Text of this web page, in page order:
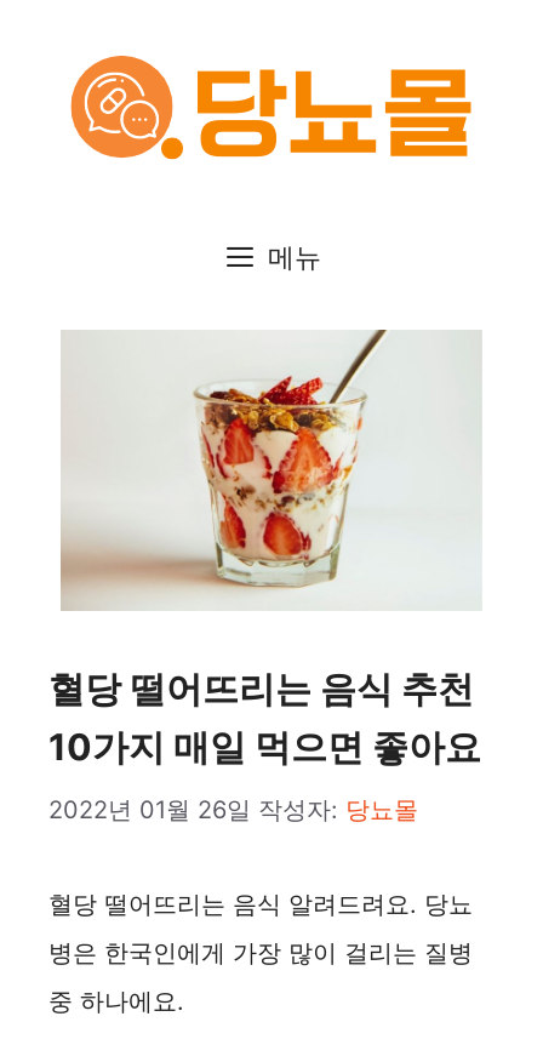
메뉴
혈당 떨어뜨리는 음식 추천
10가지 매일 먹으면 좋아요
2022년 01월 26일 작성자: 당뇨몰
혈당 떨어뜨리는 음식 알려드려요. 당뇨
병은 한국인에게 가장 많이 걸리는 질병
중 하나에요.